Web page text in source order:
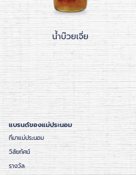
น้ำบ๊วยเจี่ย
แบรนด์ของแม่ประนอม
ที่มาแม่ประนอม
วิสัยทัศน์
รางวัล